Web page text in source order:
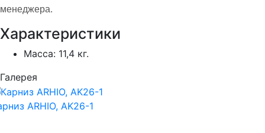
менеджера.
Характеристики
Масса: 11,4 кг.
Галерея
ARHIO, AK26-1